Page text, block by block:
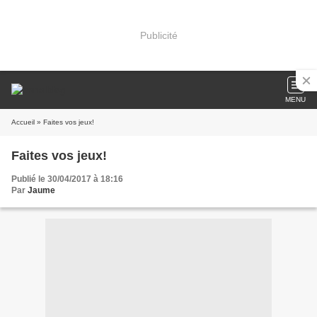
Publicité
MENU
Accueil » Faites vos jeux!
Faites vos jeux!
Publié le 30/04/2017 à 18:16
Par Jaume